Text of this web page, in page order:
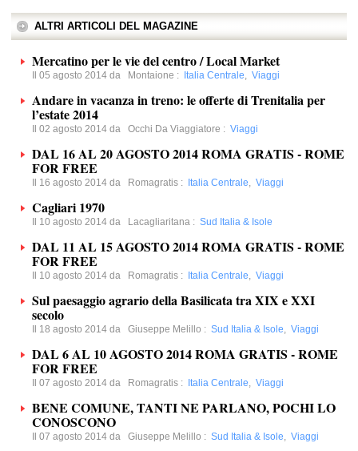
ALTRI ARTICOLI DEL MAGAZINE
Mercatino per le vie del centro / Local Market
Il 05 agosto 2014 da Montaione : Italia Centrale, Viaggi
Andare in vacanza in treno: le offerte di Trenitalia per
l’estate 2014
Il 02 agosto 2014 da Occhi Da Viaggiatore : Viaggi
DAL 16 AL 20 AGOSTO 2014 ROMA GRATIS - ROME
FOR FREE
Il 16 agosto 2014 da Romagratis : Italia Centrale, Viaggi
Cagliari 1970
Il 10 agosto 2014 da Lacagliaritana : Sud Italia & Isole
DAL 11 AL 15 AGOSTO 2014 ROMA GRATIS - ROME
FOR FREE
Il 10 agosto 2014 da Romagratis : Italia Centrale, Viaggi
Sul paesaggio agrario della Basilicata tra XIX e XXI
secolo
Il 18 agosto 2014 da Giuseppe Melillo : Sud Italia & Isole, Viaggi
DAL 6 AL 10 AGOSTO 2014 ROMA GRATIS - ROME
FOR FREE
Il 07 agosto 2014 da Romagratis : Italia Centrale, Viaggi
BENE COMUNE, TANTI NE PARLANO, POCHI LO
CONOSCONO
Il 07 agosto 2014 da Giuseppe Melillo : Sud Italia & Isole, Viaggi